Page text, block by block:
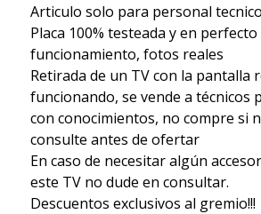
Articulo solo para personal
Placa 100% testeada y en
funcionamiento, fotos reales
Retirada de un TV con la pantalla
funcionando, se vende a técnicos
con conocimientos, no compre si
consulte antes de ofertar
En caso de necesitar algún
este TV no dude en consultar.
Descuentos exclusivos al gremio!!!